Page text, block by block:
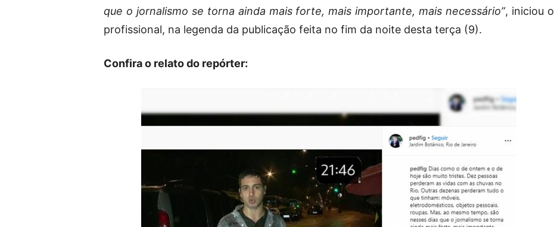
que o jornalismo se torna ainda mais forte, mais importante, mais necessário”, iniciou o
profissional, na legenda da publicação feita no fim da noite desta terça (9).
Confira o relato do repórter: